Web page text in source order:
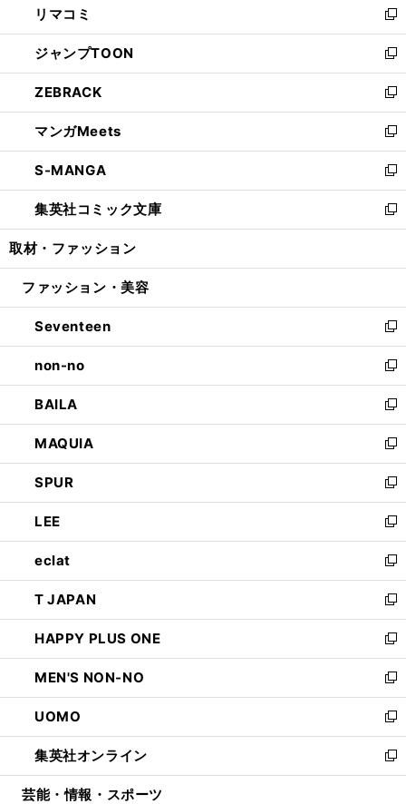
で
開
く
ド
ウ
で
開
く
ィ
ン
ド
ウ
で
開
く
い
ウ
ィ
ン
ド
ウ
で
開
く
リマコミ
新
し
い
ウ
ィ
ン
ド
ウ
で
開
く
ジャンプTOON
新
し
い
ウ
ィ
ン
ド
ウ
で
開
ZEBRACK
新
し
い
ウ
ィ
ン
ド
ウ
開
マンガMeets
新
し
い
ウ
ィ
ン
ウ
開
く
S-MANGA
新
し
い
ウ
ン
ウ
で
開
く
集英社コミック文庫
新
し
ウ
ン
ド
ウ
で
開
く
取材・ファッション
ファッション・美容
Seventeen
新
し
い
ウ
ィ
ン
ド
ウ
で
開
く
non-no
新
し
い
ウ
ィ
ン
ド
ウ
で
開
く
BAILA
新
し
い
ウ
ィ
ン
ド
ウ
で
開
く
MAQUIA
新
し
い
ウ
ィ
ン
ド
ウ
で
開
く
SPUR
新
し
い
ウ
ィ
ン
ド
ウ
で
開
く
LEE
新
し
い
ウ
ィ
ン
ド
ウ
で
開
く
eclat
新
し
い
ウ
ィ
ン
ド
ウ
で
開
く
T JAPAN
新
し
い
ウ
ィ
ン
ド
ウ
で
開
HAPPY PLUS ONE
新
し
い
ウ
ィ
ン
ド
ウ
MEN'S NON-NO
新
し
い
ウ
ィ
ン
UOMO
新
し
い
ウ
集英社オンライン
新
し
芸能・情報・スポーツ